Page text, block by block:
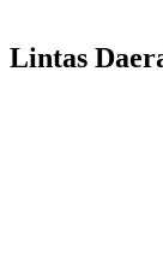
Lintas